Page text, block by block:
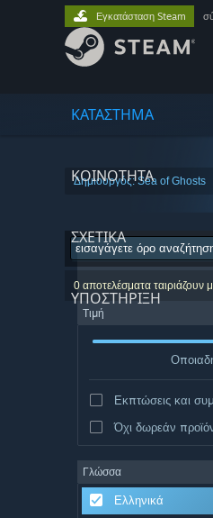
ΚΑΤΑΣΤΗΜΑ
ΚΟΙΝΟΤΗΤΑ
ΣΧΕΤΙΚΆ
ΥΠΟΣΤΗΡΙΞΗ
Εγκατάσταση Steam
Δημιουργός: Sea of Ghosts
0 αποτελέσματα
Τιμή
Εκπτώσεις και
Όχι δωρεάν
Γλώσσα
Ελληνικά